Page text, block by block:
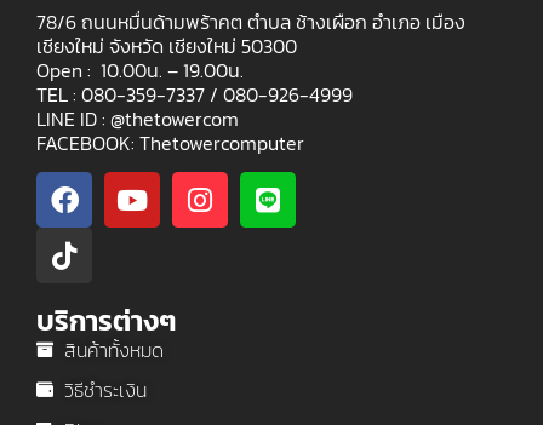
78/6 ถนนหมื่นด้ามพร้าคต ตำบล ช้างเผือก อำเภอ เมือง
เชียงใหม่ จังหวัด เชียงใหม่ 50300
Open : 10.00น. – 19.00น.
TEL : 080-359-7337 / 080-926-4999
LINE ID : @thetowercom
FACEBOOK: Thetowercomputer
บริการต่างๆ
สินค้าทั้งหมด
วิธีชำระเงิน